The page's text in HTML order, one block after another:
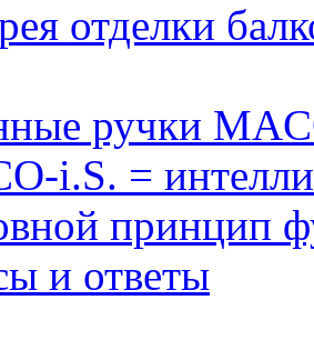
отделки
ручки
i.S. =
принцип
и ответы